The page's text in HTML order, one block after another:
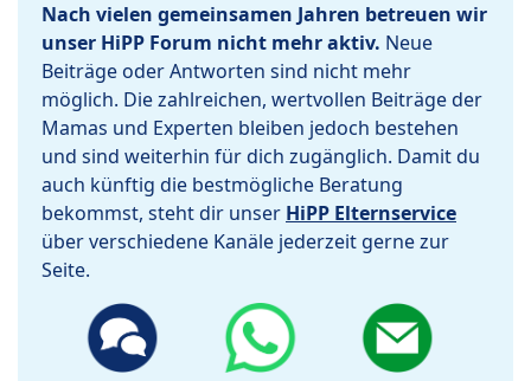
Nach vielen gemeinsamen Jahren betreuen wir
unser HiPP Forum nicht mehr aktiv. Neue
Beiträge oder Antworten sind nicht mehr
möglich. Die zahlreichen, wertvollen Beiträge der
Mamas und Experten bleiben jedoch bestehen
und sind weiterhin für dich zugänglich. Damit du
auch künftig die bestmögliche Beratung
bekommst, steht dir unser HiPP Elternservice
über verschiedene Kanäle jederzeit gerne zur
Seite.